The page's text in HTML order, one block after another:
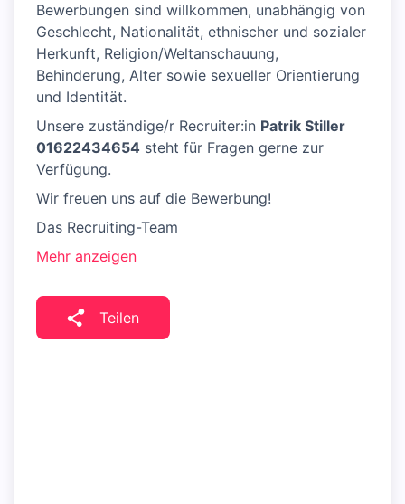
Bewerbungen sind willkommen, unabhängig von
Geschlecht, Nationalität, ethnischer und sozialer
Herkunft, Religion/Weltanschauung,
Behinderung, Alter sowie sexueller Orientierung
und Identität.
Unsere zuständige/r Recruiter:in Patrik Stiller
01622434654 steht für Fragen gerne zur
Verfügung.
Wir freuen uns auf die Bewerbung!
Das Recruiting-Team
Mehr anzeigen
Teilen